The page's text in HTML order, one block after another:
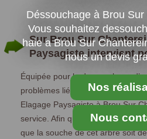
Déssouchage à Brou
Vous souhaitez
haie a Brou Sur
nous un devis
Nos
Nous
Sur Brou Sur
Paysagiste intervient
Équipée pour le dessouchage
problèmes liés aux souches
Elagage Paysagiste à Brou Sur
service. Afin que vous n’ayez
que la souche de cet arbre soit